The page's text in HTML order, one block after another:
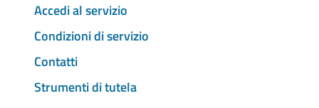
Accedi al servizio
Condizioni di servizio
Contatti
Strumenti di tutela